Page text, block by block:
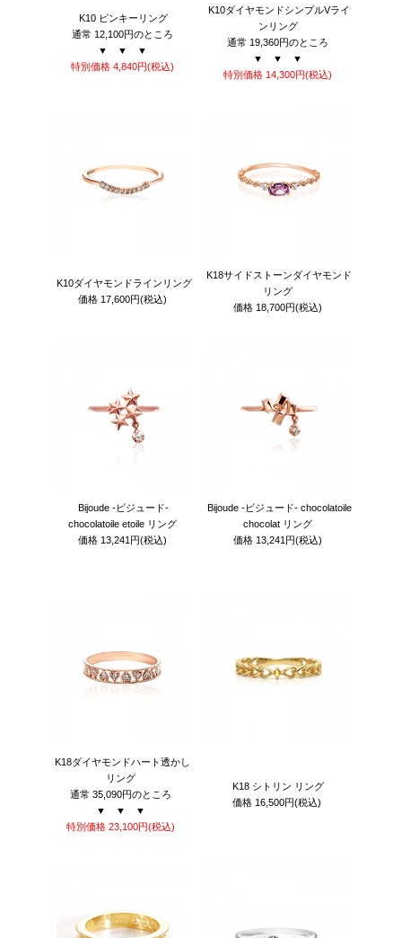
K10 ピンキーリング
通常 12,100円のところ
▼ ▼ ▼
特別価格 4,840円(税込)
K10ダイヤモンドシンプルVライ
ンリング
通常 19,360円のところ
▼ ▼ ▼
特別価格 14,300円(税込)
K10ダイヤモンドラインリング
価格 17,600円(税込)
K18サイドストーンダイヤモンド
リング
価格 18,700円(税込)
Bijoude -ビジュード-
chocolatoile etoile リング
価格 13,241円(税込)
Bijoude -ビジュード- chocolatoile
chocolat リング
価格 13,241円(税込)
K18ダイヤモンドハート透かし
リング
通常 35,090円のところ
▼ ▼ ▼
特別価格 23,100円(税込)
K18 シトリン リング
価格 16,500円(税込)